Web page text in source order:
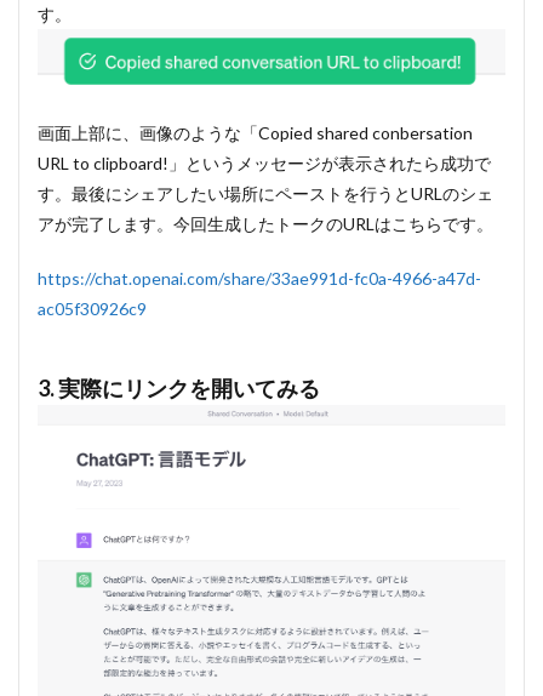
す。
画面上部に、画像のような「Copied shared conbersation
URL to clipboard!」というメッセージが表示されたら成功で
す。最後にシェアしたい場所にペーストを行うとURLのシェ
アが完了します。今回生成したトークのURLはこちらです。
https://chat.openai.com/share/33ae991d-fc0a-4966-a47d-
ac05f30926c9
3. 実際にリンクを開いてみる